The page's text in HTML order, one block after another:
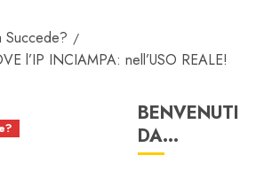
Succede?
l’IP INCIAMPA: nell’USO REALE!
BENVENUTI
DA…